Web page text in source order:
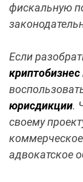
фискальную
Если
криптобизнес
юрисдикции.
своему
адвокатское